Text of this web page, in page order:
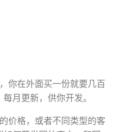
你在外面买一份就要几百
月更新，供你开发。
价格，或者不同类型的客